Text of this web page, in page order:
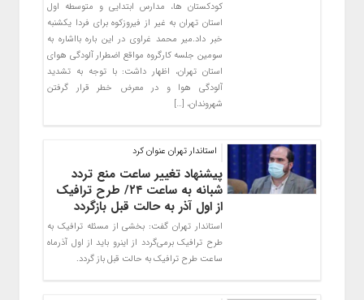
کودکستان ها، مدارس ابتدایی و متوسطه اول
استان تهران به غیر از فیروزکوه برای فردا یکشنبه
خبر داد.میر محمد غراوی در این باره بااشاره به
سومین جلسه کارگروه مواقع اضطرار آلودگی هوای
استان تهران، اظهار داشت: با توجه به تشدید
آلودگی هوا و در معرض خطر قرار گرفتن
شهروندان، […]
استاندار تهران عنوان کرد
پیشنهاد تغییر ساعت منع تردد
شبانه به ساعت ۲۴/ طرح ترافیک
از اول آذر به حالت قبل بازگردد
استاندار تهران گفت: بخشی از مسئله ترافیک به
طرح ترافیک برمی‌گردد از اینرو باید از اول آذرماه
ساعت طرح ترافیک به حالت قبل باز گردد.